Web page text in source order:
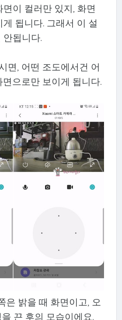
이 컬러만 있지, 화면
됩니다. 그래서 이 설
안됩니다.
면, 어떤 조도에서건 어
으로만 보이게 됩니다.
은 밝을 때 화면이고, 오
끈 후의 모습이에요.